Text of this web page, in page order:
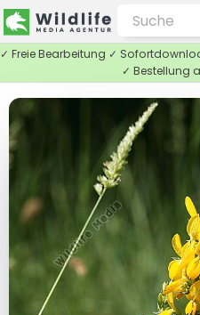
✓ Freie Bearbeitung ✓
✓ Bestellung